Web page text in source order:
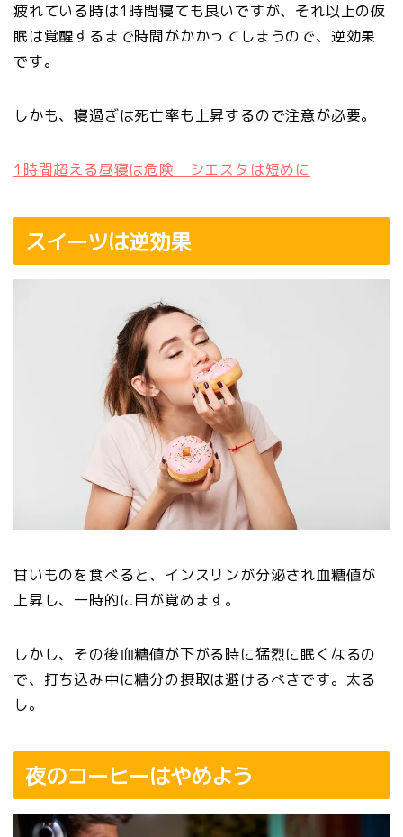
疲れている時は1時間寝ても良いですが、それ以上の仮
眠は覚醒するまで時間がかかってしまうので、逆効果
です。
しかも、寝過ぎは死亡率も上昇するので注意が必要。
1時間超える昼寝は危険 シエスタは短めに
スイーツは逆効果
甘いものを食べると、インスリンが分泌され血糖値が
上昇し、一時的に目が覚めます。
しかし、その後血糖値が下がる時に猛烈に眠くなるの
で、打ち込み中に糖分の摂取は避けるべきです。太る
し。
夜のコーヒーはやめよう